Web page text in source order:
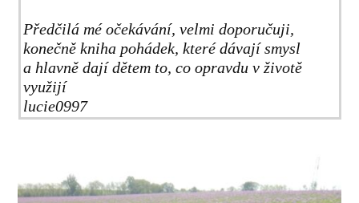
Předčilá mé očekávání, velmi doporučuji,
konečně kniha pohádek, které dávají smysl
a hlavně dají dětem to, co opravdu v životě
využijí
lucie0997